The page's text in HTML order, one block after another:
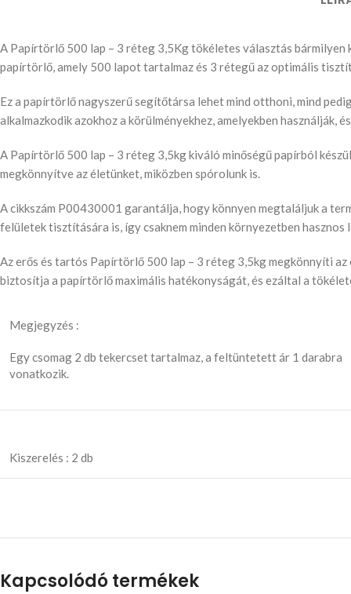
A Papírtörlő 500 lap – 3 réteg 3,5Kg tökéletes választás
papírtörlő, amely 500 lapot tartalmaz és 3 rétegű az optimális
Ez a papírtörlő nagyszerű segítőtársa lehet mind otthoni, mind
alkalmazkodik azokhoz a körülményekhez, amelyekben
A Papírtörlő 500 lap – 3 réteg 3,5kg kiváló minőségű papírból
megkönnyítve az életünket, miközben spórolunk is.
A cikkszám P00430001 garantálja, hogy könnyen megtaláljuk a
felületek tisztítására is, így csaknem minden környezetben hasznos
Az erős és tartós Papírtörlő 500 lap – 3 réteg 3,5kg megkönnyíti
biztosítja a papírtörlő maximális hatékonyságát, és ezáltal a
Megjegyzés :
Egy csomag 2 db tekercset tartalmaz, a feltüntetett ár 1 darabra
vonatkozik.
Kiszerelés : 2 db
Kapcsolódó termékek